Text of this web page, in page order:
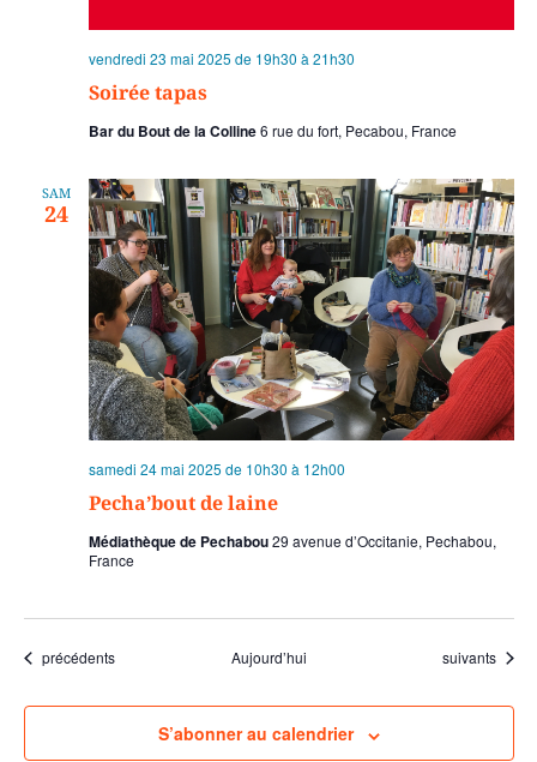
Soirée tapas
vendredi 23 mai 2025 de 19h30 à 21h30
Bar du Bout de la Colline6 rue du fort, Pecabou, France
SAM
24
Pecha’bout de laine
samedi 24 mai 2025 de 10h30 à 12h00
Médiathèque de Pechabou29 avenue d’Occitanie, Pechabou,
France
Évènements
précédents Aujourd’hui Évènements
suivants
S’abonner au calendrier